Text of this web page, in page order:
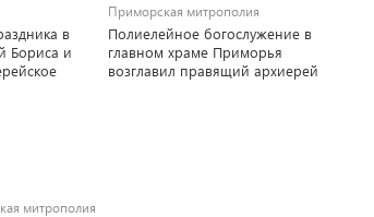
в
Бориса и
Приморская митрополия
Полиелейное богослужение в
главном храме Приморья
возглавил правящий архиерей
митрополия